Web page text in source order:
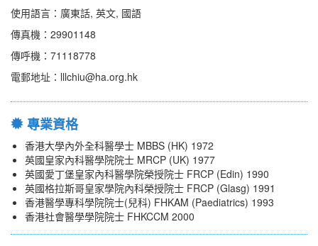
使用語言：廣東話, 英文, 國語
傳真機：29901148
傳呼機：71118778
電郵地址：lllchiu@ha.org.hk
專業資格
香港大學內外全科醫學士 MBBS (HK) 1972
英國皇家內科醫學院院士 MRCP (UK) 1977
英國愛丁堡皇家內科醫學院榮授院士 FRCP (Edin) 1990
英國格拉斯哥皇家學院內科榮授院士 FRCP (Glasg) 1991
香港醫學專科學院院士(兒科) FHKAM (Paediatrics) 1993
香港社會醫學學院院士 FHKCCM 2000